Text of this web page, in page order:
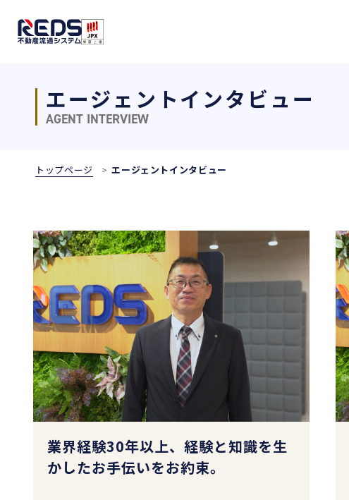
エージェントインタビュー
AGENT INTERVIEW
トップページ エージェントインタビュー
業界経験30年以上、経験と知識を生
かしたお手伝いをお約束。